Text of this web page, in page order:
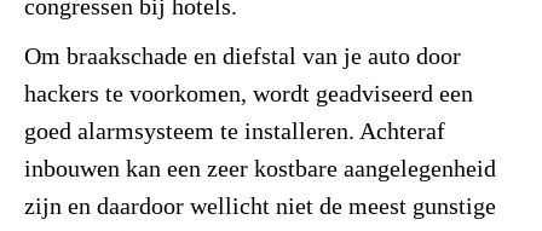
congressen bij hotels.
Om braakschade en diefstal van je auto door
hackers te voorkomen, wordt geadviseerd een
goed alarmsysteem te installeren. Achteraf
inbouwen kan een zeer kostbare aangelegenheid
zijn en daardoor wellicht niet de meest gunstige